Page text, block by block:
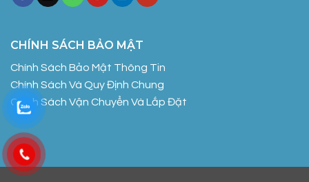
CHÍNH SÁCH BẢO MẬT
Chính Sách Bảo Mật Thông Tin
Chính Sách Và Quy Định Chung
Chính Sách Vận Chuyển Và Lắp Đặt